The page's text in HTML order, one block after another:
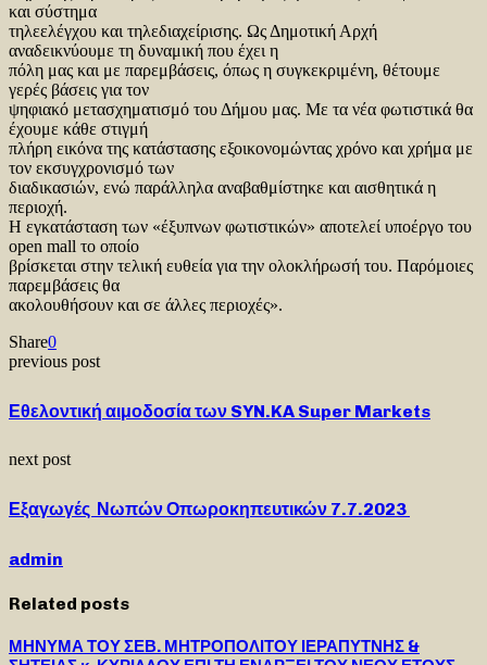
και σύστημα
τηλεελέγχου και τηλεδιαχείρισης. Ως Δημοτική Αρχή
αναδεικνύουμε τη δυναμική που έχει η
πόλη μας και με παρεμβάσεις, όπως η συγκεκριμένη, θέτουμε
γερές βάσεις για τον
ψηφιακό μετασχηματισμό του Δήμου μας. Με τα νέα φωτιστικά θα
έχουμε κάθε στιγμή
πλήρη εικόνα της κατάστασης εξοικονομώντας χρόνο και χρήμα με
τον εκσυγχρονισμό των
διαδικασιών, ενώ παράλληλα αναβαθμίστηκε και αισθητικά η
περιοχή.
Η εγκατάσταση των «έξυπνων φωτιστικών» αποτελεί υποέργο του
open mall το οποίο
βρίσκεται στην τελική ευθεία για την ολοκλήρωσή του. Παρόμοιες
παρεμβάσεις θα
ακολουθήσουν και σε άλλες περιοχές».
Share0
previous post
Εθελοντική αιμοδοσία των SYN.KA Super Markets
next post
Εξαγωγές Νωπών Οπωροκηπευτικών 7.7.2023
admin
Related posts
ΜΗΝΥΜΑ ΤΟΥ ΣΕΒ. ΜΗΤΡΟΠΟΛΙΤΟΥ ΙΕΡΑΠΥΤΝΗΣ &